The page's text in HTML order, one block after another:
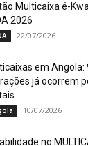
Multicaixa é-
2026
22/07/2026
em Angola:
já ocorrem
10/07/2026
no